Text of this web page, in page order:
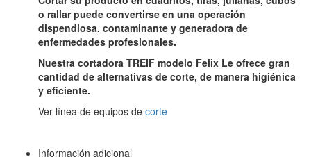
o rallar puede convertirse en una operación
dispendiosa, contaminante y generadora de
enfermedades profesionales.
Nuestra cortadora TREIF modelo Felix Le ofrece gran
cantidad de alternativas de corte, de manera higiénica
y eficiente.
Ver línea de equipos de corte
Información adicional